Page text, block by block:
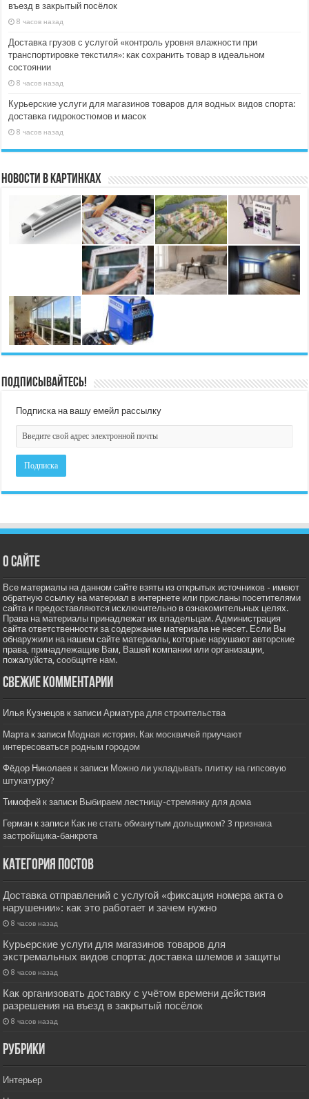
въезд в закрытый посёлок
8 часов назад
Доставка грузов с услугой «контроль уровня влажности при
транспортировке текстиля»: как сохранить товар в идеальном
состоянии
8 часов назад
Курьерские услуги для магазинов товаров для водных видов спорта:
доставка гидрокостюмов и масок
8 часов назад
Новости в картинках
Подписывайтесь!
Подписка на вашу емейл рассылку
О сайте
Все материалы на данном сайте взяты из открытых источников - имеют
обратную ссылку на материал в интернете или присланы посетителями
сайта и предоставляются исключительно в ознакомительных целях.
Права на материалы принадлежат их владельцам. Администрация
сайта ответственности за содержание материала не несет. Если Вы
обнаружили на нашем сайте материалы, которые нарушают авторские
права, принадлежащие Вам, Вашей компании или организации,
пожалуйста,сообщите нам.
Свежие комментарии
Илья Кузнецов к записиАрматура для строительства
Марта к записи Модная история. Как москвичей приучают
интересоваться родным городом
Фёдор Николаев к записи Можно ли укладывать плитку на гипсовую
штукатурку?
Тимофей к записи Выбираем лестницу-стремянку для дома
Герман к записи Как не стать обманутым дольщиком? 3 признака
застройщика-банкрота
Категория постов
Доставка отправлений с услугой «фиксация номера акта о
нарушении»: как это работает и зачем нужно
8 часов назад
Курьерские услуги для магазинов товаров для
экстремальных видов спорта: доставка шлемов и защиты
8 часов назад
Как организовать доставку с учётом времени действия
разрешения на въезд в закрытый посёлок
8 часов назад
РУбрики
Интерьер